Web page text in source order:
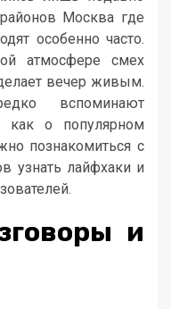
Москва где
особенно часто.
атмосфере смех
вечер живым.
вспоминают
как о популярном
познакомиться с
узнать лайфхаки и
и